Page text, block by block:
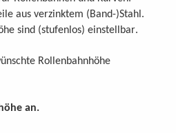
aus verzinktem (Band-)Stahl .
sind (stufenlos) einstellbar.
Rollenbahnhöhe
an.